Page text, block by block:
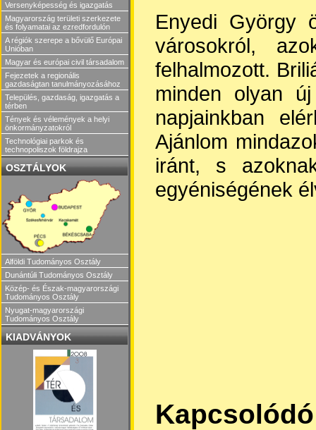
Versenyképesség és igazgatás
Magyarország területi szerkezete
és folyamatai az ezredfordulón
A régiók szerepe a bővülő Európai
Unióban
Magyar és európai civil társadalom
Fejezetek a regionális
gazdaságtan tanulmányozásához
Település, gazdaság, igazgatás a
térben
Tények és vélemények a helyi
önkormányzatokról
Technológiai parkok és
technopoliszok földrajza
OSZTÁLYOK
Alföldi Tudományos Osztály
Dunántúli Tudományos Osztály
Közép- és Észak-magyarországi
Tudományos Osztály
Nyugat-magyarországi
Tudományos Osztály
KIADVÁNYOK
Enyedi György
városokról,
felhalmozott.
minden olyan
napjainkban
Ajánlom
iránt, s
egyéniségének